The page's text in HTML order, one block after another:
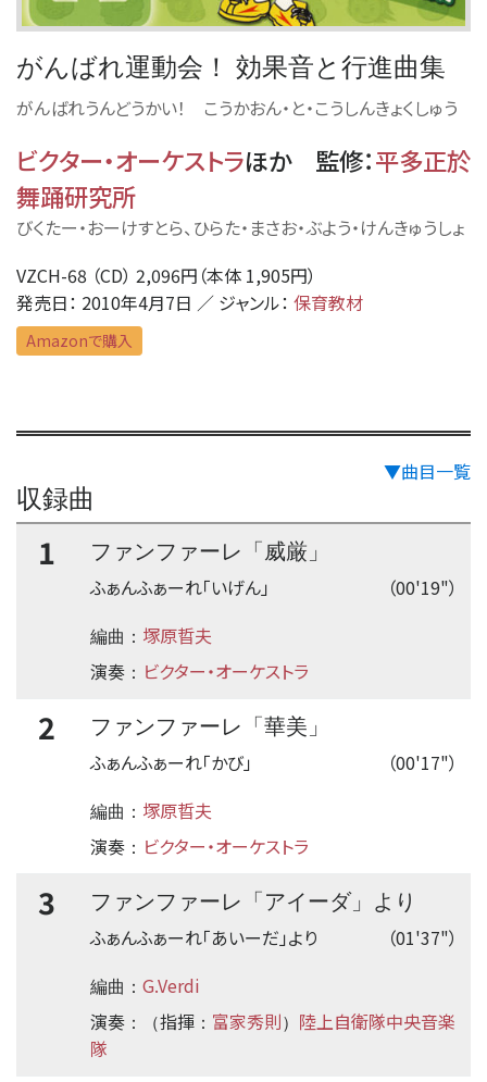
がんばれ運動会！ 効果音と行進曲集
がんばれうんどうかい！ こうかおん・と・こうしんきょくしゅう
ビクター・オーケストラほか 監修：平多正於
舞踊研究所
びくたー・おーけすとら、ひらた・まさお・ぶよう・けんきゅうしょ
VZCH-68 （CD） 2,096円（本体 1,905円）
発売日： 2010年4月7日 ／ ジャンル： 保育教材
Amazonで購入
▼曲目一覧
収録曲
1
ファンファーレ「威厳」
（00'19"）
ふぁんふぁーれ「いげん」
編曲： 塚原晢夫
演奏 ： ビクター・オーケストラ
2
ファンファーレ「華美」
（00'17"）
ふぁんふぁーれ「かび」
編曲： 塚原晢夫
演奏 ： ビクター・オーケストラ
3
ファンファーレ「アイーダ」より
（01'37"）
ふぁんふぁーれ「あいーだ」より
編曲： G.Verdi
演奏 ：（指揮 ： 富家秀則） 陸上自衛隊中央音楽
隊